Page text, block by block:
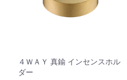
４ＷＡＹ 真鍮 インセンスホル
ダー